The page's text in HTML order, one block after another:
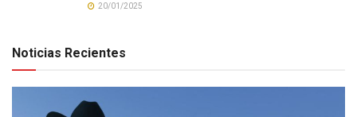
20/01/2025
Noticias Recientes